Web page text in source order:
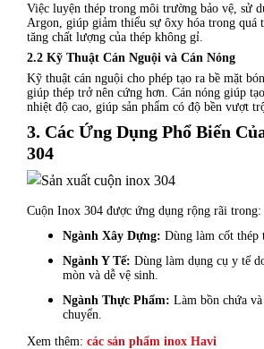
Việc luyện thép trong môi trường bảo vệ, sử
Argon, giúp giảm thiểu sự ôxy hóa trong quá
tăng chất lượng của thép không gỉ.
2.2 Kỹ Thuật Cán Nguội và Cán Nóng
Kỹ thuật cán nguội cho phép tạo ra bề mặt
giúp thép trở nên cứng hơn. Cán nóng giúp
nhiệt độ cao, giúp sản phẩm có độ bền vượt
3. Các Ứng Dụng Phổ Biến
304
Cuộn Inox 304 được ứng dụng rộng rãi trong:
Ngành Xây Dựng: Dùng làm cốt thép
Ngành Y Tế: Dùng làm dụng cụ y tế
mòn và dễ vệ sinh.
Ngành Thực Phẩm: Làm bồn chứa
chuyển.
Xem thêm: các sản phẩm inox Havi